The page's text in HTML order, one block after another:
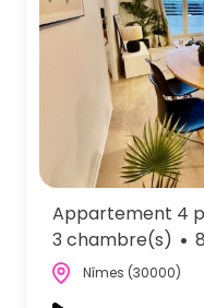
Appartement 4
3 chambre(s)
Nîmes (30000)